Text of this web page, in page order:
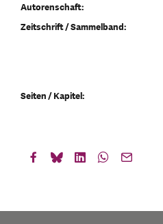
Autorenschaft:
Zeitschrift / Sammelband:
Seiten / Kapitel: